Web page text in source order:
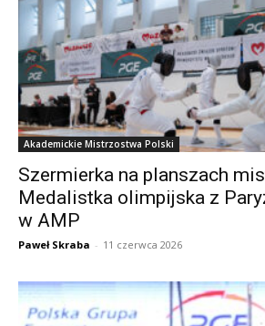
Akademickie Mistrzostwa Polski
Szermierka na planszach
Medalistka olimpijska z
w AMP
Paweł Skraba - 11 czerwca 2026